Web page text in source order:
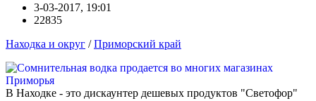
3-03-2017, 19:01
22835
Находка и округ /Приморский край
В Находке - это дискаунтер дешевых продуктов "Светофор"